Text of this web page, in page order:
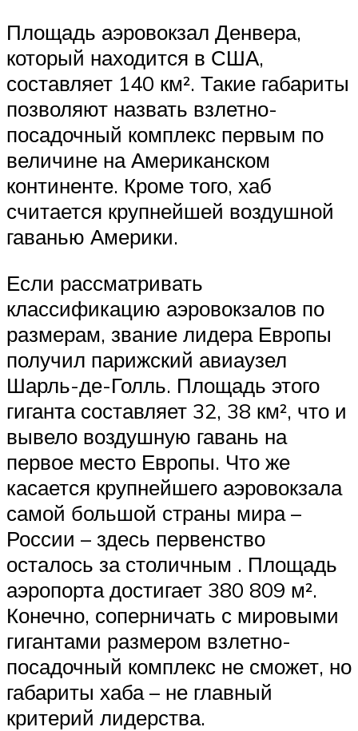
Площадь аэровокзал Денвера,
который находится в США,
составляет 140 км². Такие габариты
позволяют назвать взлетно-
посадочный комплекс первым по
величине на Американском
континенте. Кроме того, хаб
считается крупнейшей воздушной
гаванью Америки.
Если рассматривать
классификацию аэровокзалов по
размерам, звание лидера Европы
получил парижский авиаузел
Шарль-де-Голль. Площадь этого
гиганта составляет 32, 38 км², что и
вывело воздушную гавань на
первое место Европы. Что же
касается крупнейшего аэровокзала
самой большой страны мира –
России – здесь первенство
осталось за столичным . Площадь
аэропорта достигает 380 809 м².
Конечно, соперничать с мировыми
гигантами размером взлетно-
посадочный комплекс не сможет, но
габариты хаба – не главный
критерий лидерства.